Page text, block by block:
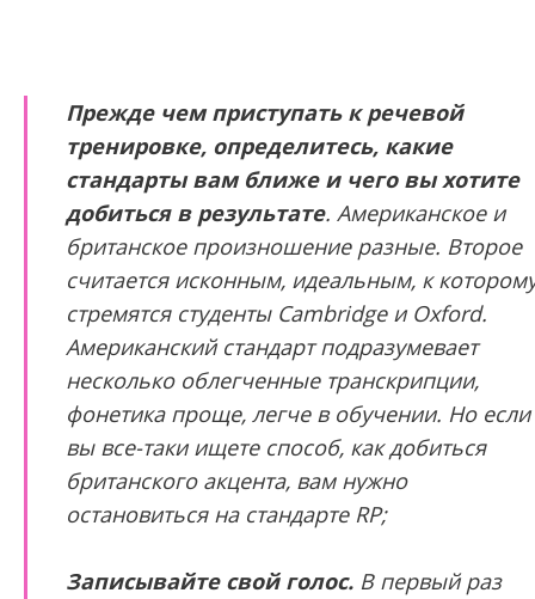
Прежде чем приступать к речевой
тренировке, определитесь, какие
стандарты вам ближе и чего вы хотите
добиться в результате. Американское и
британское произношение разные. Второе
считается исконным, идеальным, к
стремятся студенты Cambridge и Oxford.
Американский стандарт подразумевает
несколько облегченные транскрипции,
фонетика проще, легче в обучении. Но если
вы все-таки ищете способ, как добиться
британского акцента, вам нужно
остановиться на стандарте RP;
Записывайте свой голос. В первый раз